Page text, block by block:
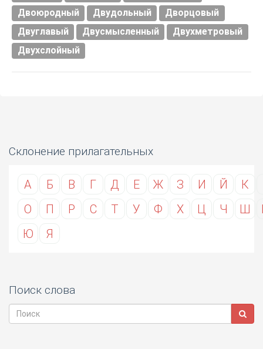
Двоюродный Двудольный
Дворцовый
Двуглавый
Двусмысленный
Двухметровый
Двухслойный
Склонение прилагательных
А Б В Г Д Е Ж З И Й К
О
П Р С Т У Ф Х Ц Ч Ш
Ю
Я
Поиск слова